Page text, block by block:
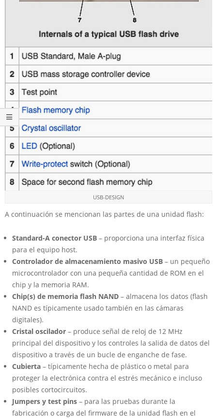
USB-DESIGN
A continuación se mencionan las partes de una unidad flash:
Standard-A conector USB – proporciona una interfaz física
para el equipo host.
Controlador de almacenamiento masivo USB – un pequeño
microcontrolador con una pequeña cantidad de ROM en el
chip y la memoria RAM.
Chip(s) de memoria flash NAND – almacena los datos (flash
NAND es típicamente usado también en las cámaras
digitales).
Cristal oscilador – produce señal de reloj de 12 MHz
principal del dispositivo y los controles la salida de datos del
dispositivo a través de un bucle de enganche de fase.
Cubierta – típicamente hecha de plástico o metal para
proteger la electrónica contra el estrés mecánico e incluso
posibles cortocircuitos.
Jumpers y test pins – para las pruebas durante la
fabricación o carga del firmware de la unidad flash en el